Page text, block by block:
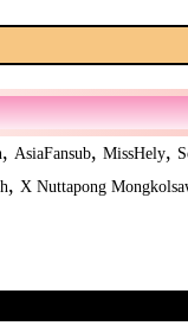
, AsiaFansub, MissHely,
, X Nuttapong